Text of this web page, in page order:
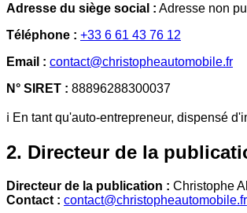
Adresse du siège social : Adresse non
Téléphone : +33 6 61 43 76 12
Email : contact@christopheautomobile.fr
N° SIRET : 88896288300037
ℹ️ En tant qu'auto-entrepreneur, dispensé
2. Directeur de la
Directeur de la publication : Christophe
Contact : contact@christopheautomobile.fr